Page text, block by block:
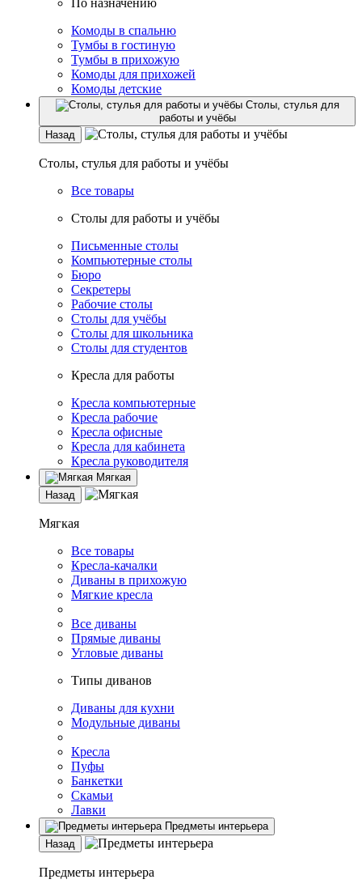
По назначению
Комоды в спальню
Тумбы в гостиную
Тумбы в прихожую
Комоды для прихожей
Комоды детские
Столы, стулья для
работы и учёбы
Назад
Столы, стулья для работы и учёбы
Все товары
Столы для работы и учёбы
Письменные столы
Компьютерные столы
Бюро
Секретеры
Рабочие столы
Столы для учёбы
Столы для школьника
Столы для студентов
Кресла для работы
Кресла компьютерные
Кресла рабочие
Кресла офисные
Кресла для кабинета
Кресла руководителя
Мягкая
Назад
Мягкая
Все товары
Кресла-качалки
Диваны в прихожую
Мягкие кресла
Все диваны
Прямые диваны
Угловые диваны
Типы диванов
Диваны для кухни
Модульные диваны
Кресла
Пуфы
Банкетки
Скамьи
Лавки
Предметы интерьера
Назад
Предметы интерьера